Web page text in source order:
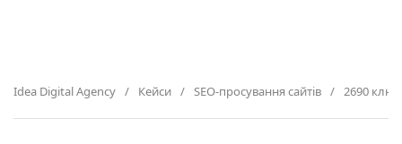
Idea Digital Agency Кейси SEO-просування сайтів 2690